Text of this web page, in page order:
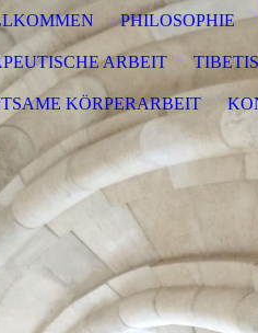
PHILOSOPHIE
ARBEIT
KÖRPERARBEIT